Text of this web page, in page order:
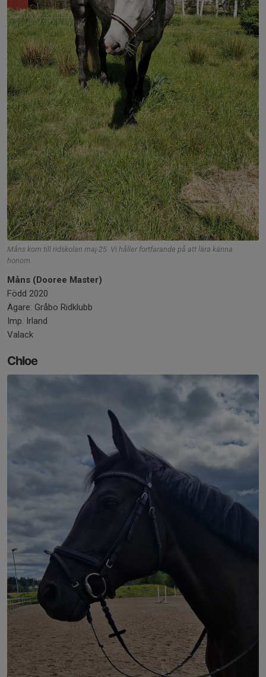
Måns kom till ridskolan maj-25. Vi håller fortfarande på att lära känna
honom.
Måns (Dooree Master)
Född 2020
Ägare: Gråbo Ridklubb
Imp. Irland
Valack
Chloe